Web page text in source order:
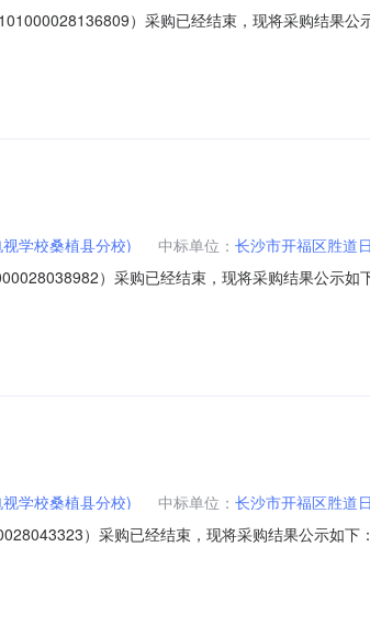
）采购已经结束，现将采购结果公
植县澧源镇何家坪社区采购单位统一社会信用代码
学校桑植县分校) 中标单位： 长沙市开福区胜道
）采购已经结束，现将采购结果公示如
澧源镇何家坪社区采购单位统一社会信用代码或组
学校桑植县分校) 中标单位： 长沙市开福区胜道
）采购已经结束，现将采购结果公示如下
何家坪社区采购单位统一社会信用代码或组织机